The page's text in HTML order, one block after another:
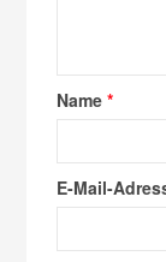
Name*
E-Mail-